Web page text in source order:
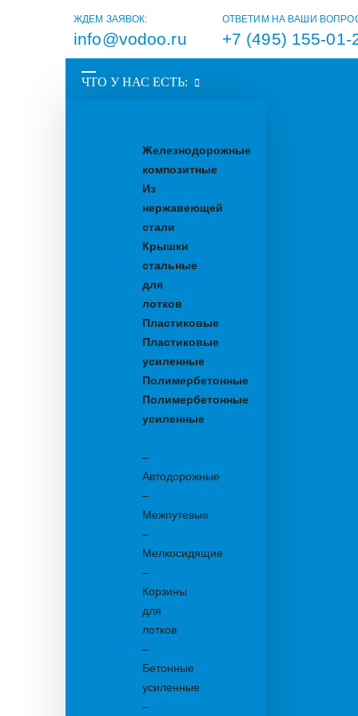
ЖДЕМ ЗАЯВОК:
info@vodoo.ru
ОТВЕТИМ НА ВАШИ
+7 (495) 155-01-
ЧТО У НАС ЕСТЬ:
Железнодорожные
композитные
Из
нержавеющей
стали
Крышки
стальные
для
лотков
Пластиковые
Пластиковые
усиленные
Полимербетонные
Полимербетонные
усиленные
–
Автодорожные
–
Межпутевые
–
Мелкосидящие
–
Корзины
для
лотков
–
Бетонные
усиленные
–